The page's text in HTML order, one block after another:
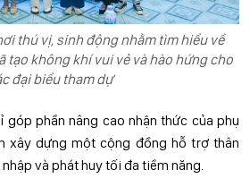
thú vị, sinh động nhằm tìm hiểu về
tạo không khí vui vẻ và hào hứng cho
đại biểu tham dự
góp phần nâng cao nhận thức của phụ
xây dựng một cộng đồng hỗ trợ thân
và phát huy tối đa tiềm năng.